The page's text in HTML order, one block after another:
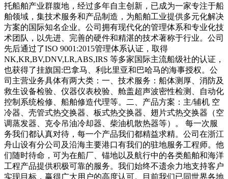
托船舶产业群腹地，经过多年自主创新，已成为一家专注于船
舶领域，集技术服务和产品制造，为船舶工业提供多元化解决
方案的国际知名企业。公司拥有现代化的管理体系和专业化技
术团队，以先进、完善的硬件和精湛的技术著称于行业。公司
先后通过了ISO 9001:2015管理体系认证，取得
NK,KR,BV,DNV,LR,ABS,IRS 等多家国际主流船级社的认证，
也获得了挂旗国:巴拿马、利比里亚和巴哈马的海事授权。公
司主营业务具体有两大类：一、技术服务：船体测厚、消防及
救生设备检验、仪器仪表校验、舱盖超声波密性检测、自动化
控制系统检修、船舶修造代理等。二、产品方案：主/辅机 空
冷器、壳管式热交换器、板式热交换器、翅片式热交换器（空
调蒸发器、克令吊油冷却器、柴油机散热器等）。 每一次服
务我们都认真对待，每一个产品我们都精益求精。公司在浙江
舟山设有分公司及沿海主要港口有我们的驻地服务工程师。他
们随时待命，可为在船厂、锚地以及航行中的各类船舶和海洋
工程产品提供积极可靠的服务。我们始终不遗余力地支持客户
实现目标，赢得广大用户的高度认可。目前我们已同世界各地